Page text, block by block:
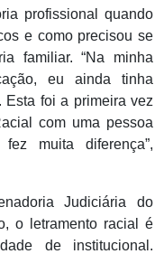
profissional quando
e como precisou se
familiar. “Na minha
eu ainda tinha
Esta foi a primeira vez
com uma pessoa
muita diferença”,
Judiciária do
o letramento racial é
de institucional.